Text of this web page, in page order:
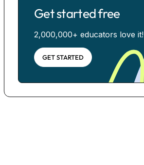
Get started free
2,000,000+ educators love it!
GET STARTED